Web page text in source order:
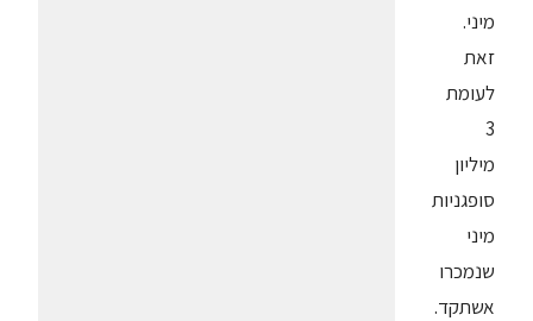
מיני.
זאת
לעומת
3
מיליון
סופגניות
מיני
שנמכרו
אשתקד.